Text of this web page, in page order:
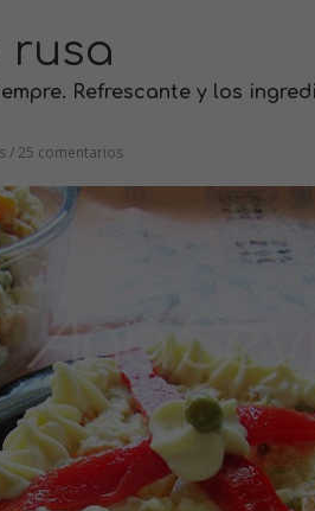
rusa
Refrescante y los
/ 25 comentarios